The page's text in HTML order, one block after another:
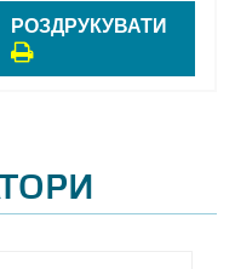
РОЗДРУКУВАТИ